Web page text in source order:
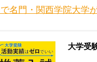
名門・関西学院大学
大学受